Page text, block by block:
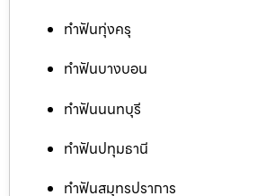
ทำฟันทุ่งครุ
ทำฟันบางบอน
ทำฟันนนทบุรี
ทำฟันปทุมธานี
ทำฟันสมุทรปราการ